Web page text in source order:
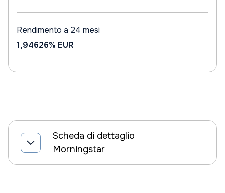
Rendimento a 24 mesi
1,94626% EUR
Scheda di dettaglio
Morningstar